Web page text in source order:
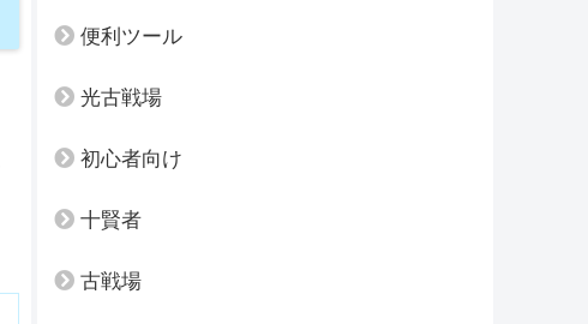
便利ツール
光古戦場
初心者向け
十賢者
古戦場